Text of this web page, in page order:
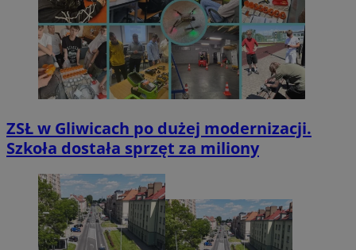
ZSŁ w Gliwicach po dużej modernizacji.
Szkoła dostała sprzęt za miliony